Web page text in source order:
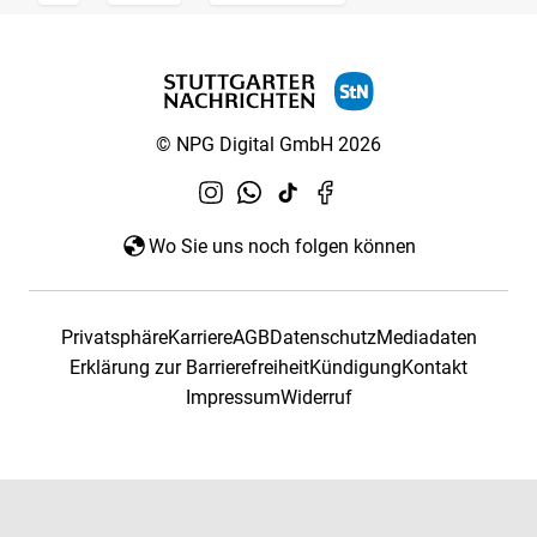
© NPG Digital GmbH 2026
Wo Sie uns noch folgen können
PrivatsphäreKarriereAGBDatenschutzMediadaten
Erklärung zur BarrierefreiheitKündigungKontakt
ImpressumWiderruf